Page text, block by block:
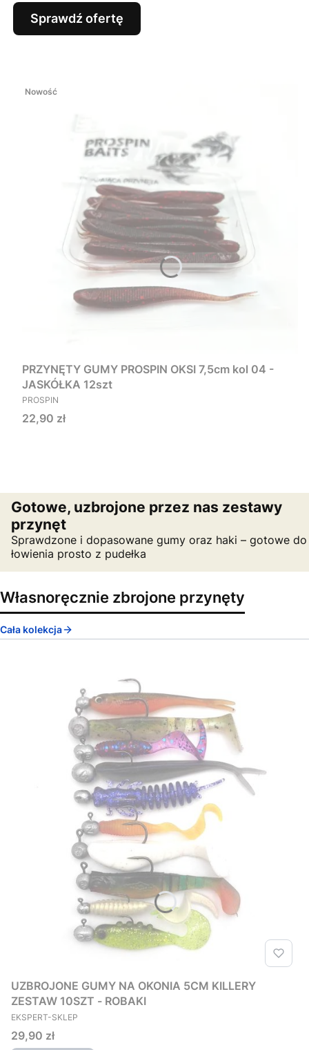
Sprawdź ofertę
Nowość
PRZYNĘTY GUMY PROSPIN OKSI 7,5cm kol 04 -
JASKÓŁKA 12szt
PRODUCENT
PROSPIN
Cena
22,90 zł
Gotowe, uzbrojone przez nas zestawy
przynęt
Sprawdzone i dopasowane gumy oraz haki – gotowe do
łowienia prosto z pudełka
Własnoręcznie zbrojone przynęty
Cała kolekcja
UZBROJONE GUMY NA OKONIA 5CM KILLERY
ZESTAW 10SZT - ROBAKI
PRODUCENT
EKSPERT-SKLEP
Cena
29,90 zł